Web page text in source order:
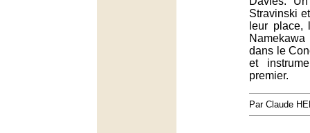
Stravinski
leur place,
dans le
et
premier.
Par Claude